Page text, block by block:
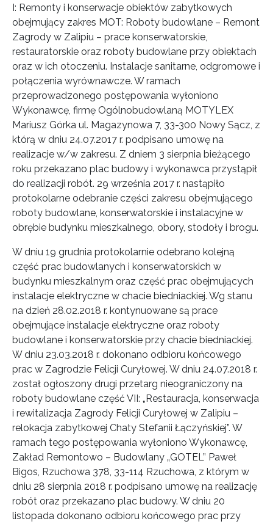
I: Remonty i konserwacje obiektów zabytkowych
obejmujący zakres MOT: Roboty budowlane – Remont
Zagrody w Zalipiu – prace konserwatorskie,
restauratorskie oraz roboty budowlane przy obiektach
oraz w ich otoczeniu. Instalacje sanitarne, odgromowe i
połączenia wyrównawcze. W ramach
przeprowadzonego postępowania wyłoniono
Wykonawcę, firmę Ogólnobudowlaną MOTYLEX
Mariusz Górka ul. Magazynowa 7, 33-300 Nowy Sącz, z
którą w dniu 24.07.2017 r. podpisano umowę na
realizacje w/w zakresu. Z dniem 3 sierpnia bieżącego
roku przekazano plac budowy i wykonawca przystąpił
do realizacji robót. 29 września 2017 r. nastąpiło
protokolarne odebranie części zakresu obejmującego
roboty budowlane, konserwatorskie i instalacyjne w
obrębie budynku mieszkalnego, obory, stodoły i brogu.
W dniu 19 grudnia protokolarnie odebrano kolejną
część prac budowlanych i konserwatorskich w
budynku mieszkalnym oraz część prac obejmujących
instalacje elektryczne w chacie biedniackiej. Wg stanu
na dzień 28.02.2018 r. kontynuowane są prace
obejmujące instalacje elektryczne oraz roboty
budowlane i konserwatorskie przy chacie biedniackiej.
W dniu 23.03.2018 r. dokonano odbioru końcowego
prac w Zagrodzie Felicji Curyłowej. W dniu 24.07.2018 r.
został ogłoszony drugi przetarg nieograniczony na
roboty budowlane część VII: „Restauracja, konserwacja
i rewitalizacja Zagrody Felicji Curyłowej w Zalipiu –
relokacja zabytkowej Chaty Stefanii Łączyńskiej”. W
ramach tego postępowania wyłoniono Wykonawcę,
Zakład Remontowo – Budowlany „GOTEL” Paweł
Bigos, Rzuchowa 378, 33-114 Rzuchowa, z którym w
dniu 28 sierpnia 2018 r. podpisano umowę na realizację
robót oraz przekazano plac budowy. W dniu 20
listopada dokonano odbioru końcowego prac przy